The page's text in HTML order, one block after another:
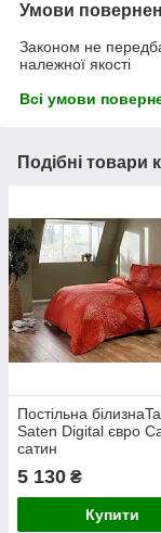
Умови
Законом не
належної якості
Всі умови
Подібні товари
Постільна
Saten Digital євро
сатин
5 130 ₴
Купити